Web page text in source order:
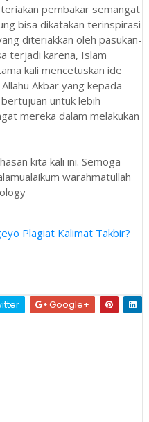
pembakar semangat
bisa dikatakan terinspirasi
diteriakkan oleh pasukan-
terjadi karena, Islam
kali mencetuskan ide
Akbar yang kepada
untuk lebih
mereka dalam melakukan
kita kali ini. Semoga
warahmatullah
Google+